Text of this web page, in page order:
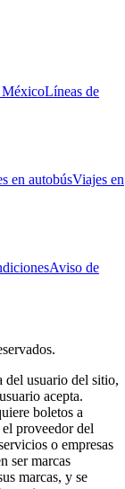
MéxicoLíneas de
en autobúsViajes en
Aviso de
del usuario del sitio,
acepta.
boletos a
proveedor del
o empresas
ser marcas
marcas, y se